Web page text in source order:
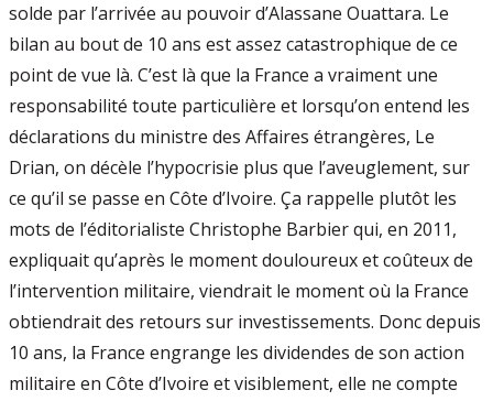
solde par l’arrivée au pouvoir d’Alassane Ouattara. Le
bilan au bout de 10 ans est assez catastrophique de ce
point de vue là. C’est là que la France a vraiment une
responsabilité toute particulière et lorsqu’on entend les
déclarations du ministre des Affaires étrangères, Le
Drian, on décèle l’hypocrisie plus que l’aveuglement, sur
ce qu’il se passe en Côte d’Ivoire. Ça rappelle plutôt les
mots de l’éditorialiste Christophe Barbier qui, en 2011,
expliquait qu’après le moment douloureux et coûteux de
l’intervention militaire, viendrait le moment où la France
obtiendrait des retours sur investissements. Donc depuis
10 ans, la France engrange les dividendes de son action
militaire en Côte d’Ivoire et visiblement, elle ne compte